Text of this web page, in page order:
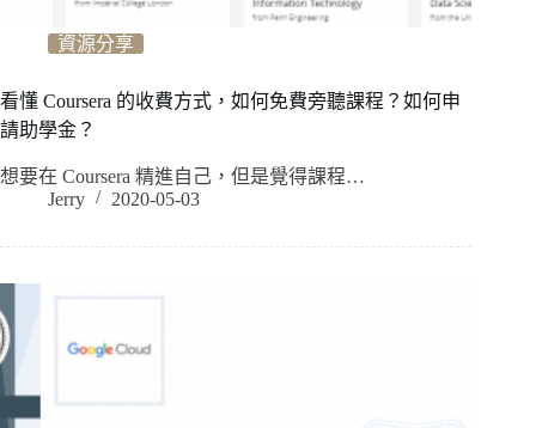
資源分享
看懂 Coursera 的收費方式，如何免費旁聽課程？如何申
請助學金？
想要在 Coursera 精進自己，但是覺得課程…
Jerry
2020-05-03